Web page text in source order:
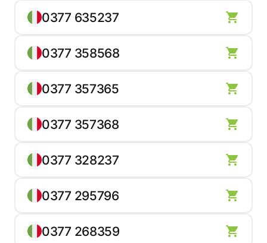
0377 635237
0377 358568
0377 357365
0377 357368
0377 328237
0377 295796
0377 268359